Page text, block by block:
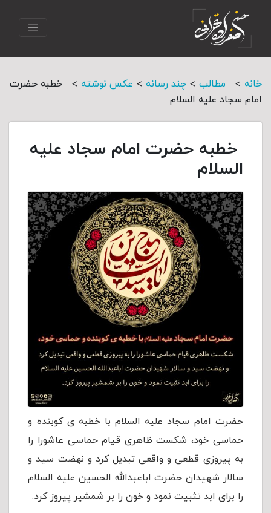
خانه > مطالب > چند رسانه > عکس نوشته >
خطبه حضرت
امام سجاد علیه السلام
خطبه حضرت امام سجاد علیه
السلام
حضرت امام سجاد علیه السلام با خطبه ی کوبنده و
حماسی خود، شکست ظاهری قیام حماسی عاشورا را
به پیروزی قطعی و واقعی تبدیل کرد و نهضت سید و
سالار شهیدان حضرت اباعبدالله الحسین علیه السلام
را برای ابد تثبیت نمود و خون را بر شمشیر پیروز کرد.